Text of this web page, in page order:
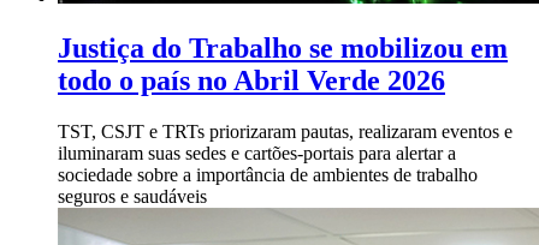
Justiça do Trabalho se mobilizou em
todo o país no Abril Verde 2026
TST, CSJT e TRTs priorizaram pautas, realizaram eventos e
iluminaram suas sedes e cartões-portais para alertar a
sociedade sobre a importância de ambientes de trabalho
seguros e saudáveis